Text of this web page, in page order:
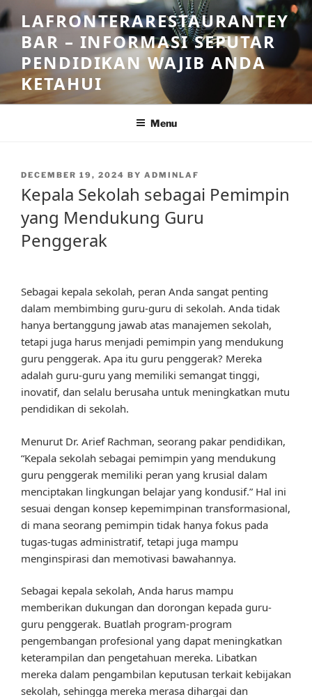
Skip
to
content
LAFRONTERARESTAURANTEY
BAR – INFORMASI SEPUTAR
PENDIDIKAN WAJIB ANDA
KETAHUI
Menu
POSTED
DECEMBER 19, 2024 BY ADMINLAF
Kepala Sekolah sebagai Pemimpin
yang Mendukung Guru
Penggerak
Sebagai kepala sekolah, peran Anda sangat penting
dalam membimbing guru-guru di sekolah. Anda tidak
hanya bertanggung jawab atas manajemen sekolah,
tetapi juga harus menjadi pemimpin yang mendukung
guru penggerak. Apa itu guru penggerak? Mereka
adalah guru-guru yang memiliki semangat tinggi,
inovatif, dan selalu berusaha untuk meningkatkan mutu
pendidikan di sekolah.
Menurut Dr. Arief Rachman, seorang pakar pendidikan,
“Kepala sekolah sebagai pemimpin yang mendukung
guru penggerak memiliki peran yang krusial dalam
menciptakan lingkungan belajar yang kondusif.” Hal ini
sesuai dengan konsep kepemimpinan transformasional,
di mana seorang pemimpin tidak hanya fokus pada
tugas-tugas administratif, tetapi juga mampu
menginspirasi dan memotivasi bawahannya.
Sebagai kepala sekolah, Anda harus mampu
memberikan dukungan dan dorongan kepada guru-
guru penggerak. Buatlah program-program
pengembangan profesional yang dapat meningkatkan
keterampilan dan pengetahuan mereka. Libatkan
mereka dalam pengambilan keputusan terkait kebijakan
sekolah, sehingga mereka merasa dihargai dan